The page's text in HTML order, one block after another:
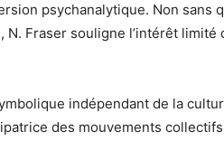
psychanalytique. Non sans
Fraser souligne l’intérêt limité
indépendant de la
des mouvements